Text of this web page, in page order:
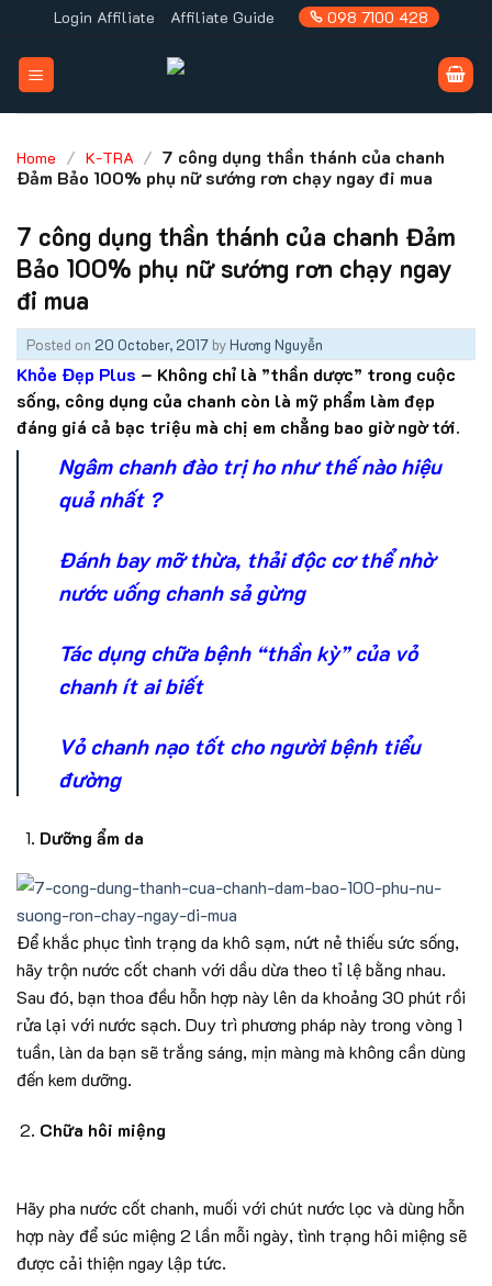
to
content
Login Affiliate Affiliate Guide 098 7100 428
Home / K-TRA / 7 công dụng thần thánh của chanh
Đảm Bảo 100% phụ nữ sướng rơn chạy ngay đi mua
7 công dụng thần thánh của chanh Đảm
Bảo 100% phụ nữ sướng rơn chạy ngay
đi mua
Posted on 20 October, 2017 byHương Nguyễn
Khỏe Đẹp Plus – Không chỉ là ”thần dược” trong cuộc
sống, công dụng của chanh còn là mỹ phẩm làm đẹp
đáng giá cả bạc triệu mà chị em chẳng bao giờ ngờ tới.
Ngâm chanh đào trị ho như thế nào hiệu
quả nhất ?
Đánh bay mỡ thừa, thải độc cơ thể nhờ
nước uống chanh sả gừng
Tác dụng chữa bệnh “thần kỳ” của vỏ
chanh ít ai biết
Vỏ chanh nạo tốt cho người bệnh tiểu
đường
Dưỡng ẩm da
Để khắc phục tình trạng da khô sạm, nứt nẻ thiếu sức sống,
hãy trộn nước cốt chanh với dầu dừa theo tỉ lệ bằng nhau.
Sau đó, bạn thoa đều hỗn hợp này lên da khoảng 30 phút rồi
rửa lại với nước sạch. Duy trì phương pháp này trong vòng 1
tuần, làn da bạn sẽ trắng sáng, mịn màng mà không cần dùng
đến kem dưỡng.
Chữa hôi miệng
Hãy pha nước cốt chanh, muối với chút nước lọc và dùng hỗn
hợp này để súc miệng 2 lần mỗi ngày, tình trạng hôi miệng sẽ
được cải thiện ngay lập tức.